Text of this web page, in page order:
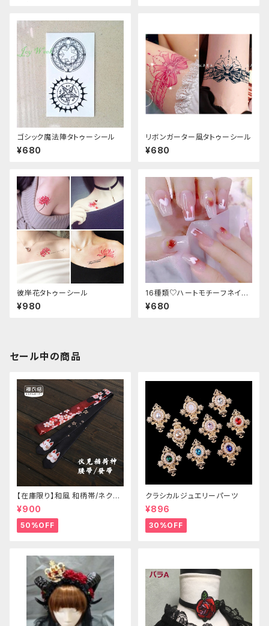
ゴシック魔法陣タトゥーシール
¥680
リボンガーター風タトゥーシール
¥680
彼岸花タトゥーシール
¥980
16種類♡ハートモチーフネイル
チップ
¥680
セール中の商品
【在庫限り】和風 和柄帯/ネクタ
イ/リボン（狐面/金魚
¥900
50%OFF
クラシカルジュエリーパーツ
¥896
30%OFF